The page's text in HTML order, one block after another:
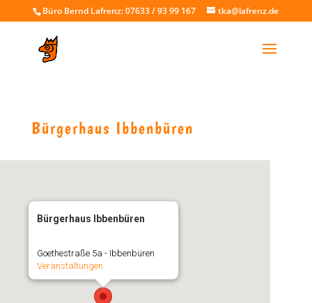
Büro Bernd Lafrenz: 07633 / 93 99 167 tka@lafrenz.de
Bürgerhaus Ibbenbüren
Bürgerhaus Ibbenbüren
Goethestraße 5a - Ibbenbüren
Veranstaltungen